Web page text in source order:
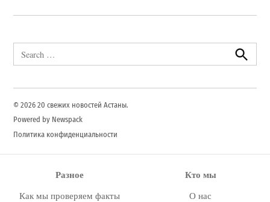
for:
Search
© 2026 20 свежих новостей Астаны.
Powered by Newspack
Политика конфиденциальности
Разное
Как мы проверяем факты
Кто мы
О нас